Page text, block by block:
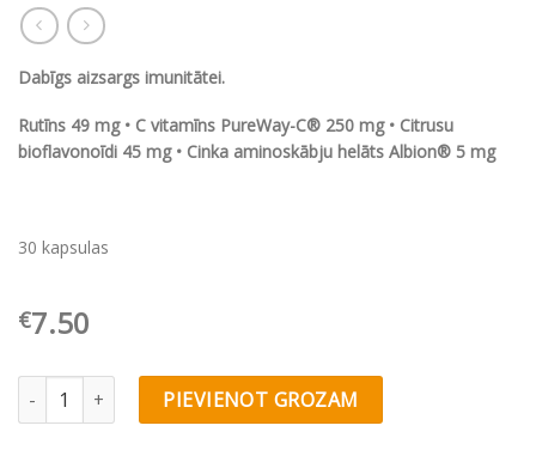
Dabīgs aizsargs imunitātei.
Rutīns 49 mg • C vitamīns PureWay-C® 250 mg • Citrusu
bioflavonoīdi 45 mg • Cinka aminoskābju helāts Albion® 5 mg
30 kapsulas
€7.50
Olimp Labs Rutinovit C® quantity
PIEVIENOT GROZAM